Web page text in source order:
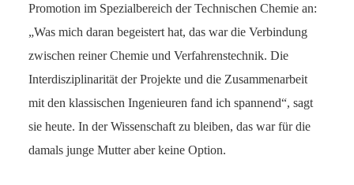
Promotion im Spezialbereich der Technischen Chemie an:
„Was mich daran begeistert hat, das war die Verbindung
zwischen reiner Chemie und Verfahrenstechnik. Die
Interdisziplinarität der Projekte und die Zusammenarbeit
mit den klassischen Ingenieuren fand ich spannend“, sagt
sie heute. In der Wissenschaft zu bleiben, das war für die
damals junge Mutter aber keine Option.